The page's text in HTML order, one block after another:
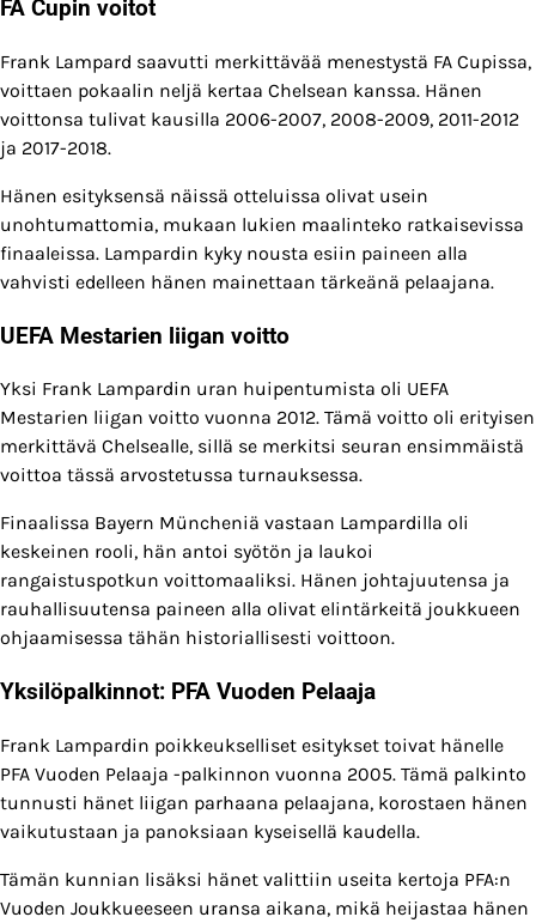
FA Cupin voitot
Frank Lampard saavutti merkittävää menestystä FA Cupissa,
voittaen pokaalin neljä kertaa Chelsean kanssa. Hänen
voittonsa tulivat kausilla 2006-2007, 2008-2009, 2011-2012
ja 2017-2018.
Hänen esityksensä näissä otteluissa olivat usein
unohtumattomia, mukaan lukien maalinteko ratkaisevissa
finaaleissa. Lampardin kyky nousta esiin paineen alla
vahvisti edelleen hänen mainettaan tärkeänä pelaajana.
UEFA Mestarien liigan voitto
Yksi Frank Lampardin uran huipentumista oli UEFA
Mestarien liigan voitto vuonna 2012. Tämä voitto oli erityisen
merkittävä Chelsealle, sillä se merkitsi seuran ensimmäistä
voittoa tässä arvostetussa turnauksessa.
Finaalissa Bayern Müncheniä vastaan Lampardilla oli
keskeinen rooli, hän antoi syötön ja laukoi
rangaistuspotkun voittomaaliksi. Hänen johtajuutensa ja
rauhallisuutensa paineen alla olivat elintärkeitä joukkueen
ohjaamisessa tähän historiallisesti voittoon.
Yksilöpalkinnot: PFA Vuoden Pelaaja
Frank Lampardin poikkeukselliset esitykset toivat hänelle
PFA Vuoden Pelaaja -palkinnon vuonna 2005. Tämä palkinto
tunnusti hänet liigan parhaana pelaajana, korostaen hänen
vaikutustaan ja panoksiaan kyseisellä kaudella.
Tämän kunnian lisäksi hänet valittiin useita kertoja PFA:n
Vuoden Joukkueeseen uransa aikana, mikä heijastaa hänen